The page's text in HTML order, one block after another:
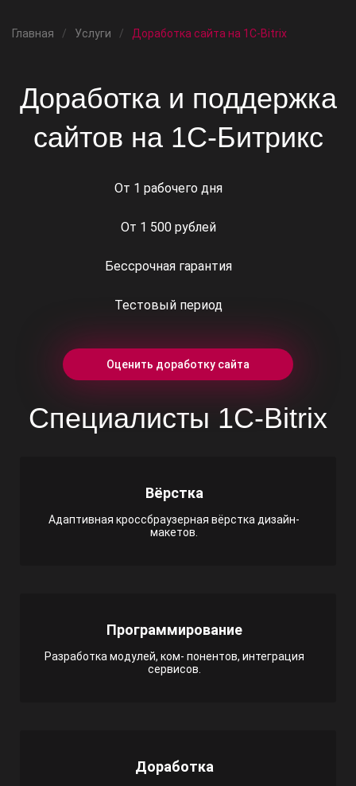
Главная Услуги Доработка сайта на 1C-Bitrix
Доработка и поддержка
сайтов на1С-Битрикс
От 1 рабочего дня
От 1 500 рублей
Бессрочная гарантия
Тестовый период
Оценить доработку сайта
Специалисты 1C-Bitrix
Вёрстка
Адаптивная кроссбраузерная вёрстка дизайн-
макетов.
Программирование
Разработка модулей, ком- понентов, интеграция
сервисов.
Доработка